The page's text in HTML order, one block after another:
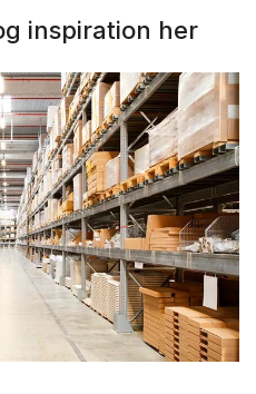
inspiration her